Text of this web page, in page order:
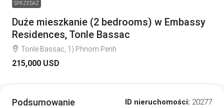
SPRZEDAŻ
Duże mieszkanie (2 bedrooms) w Embassy
Residences, Tonle Bassac
Tonle Bassac, 1) Phnom Penh
215,000 USD
Podsumowanie ID nieruchomości: 20277